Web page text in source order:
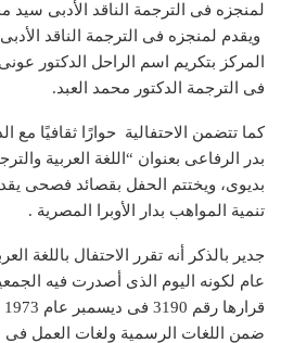
لمنجزه فى الترجمة الناقد الأدبى سيد
ويقدم لمنجزه فى الترجمة الناقد
المركز بتكريم اسم الراحل الدكتور
فى الترجمة الدكتور محمد العبد.
كما تتضمن الاحتفالية حوارًا ثقافيًا مع
بدر الرفاعى بعنوان “اللغة العربية
بديوى، ويختتم الحفل بقصائد فصحى
تنمية المواهب بدار الأوبرا المصرية .
عام لكونه اليوم الذى أصدرت فيه
ضمن اللغات الرسمية ولغات العمل فى